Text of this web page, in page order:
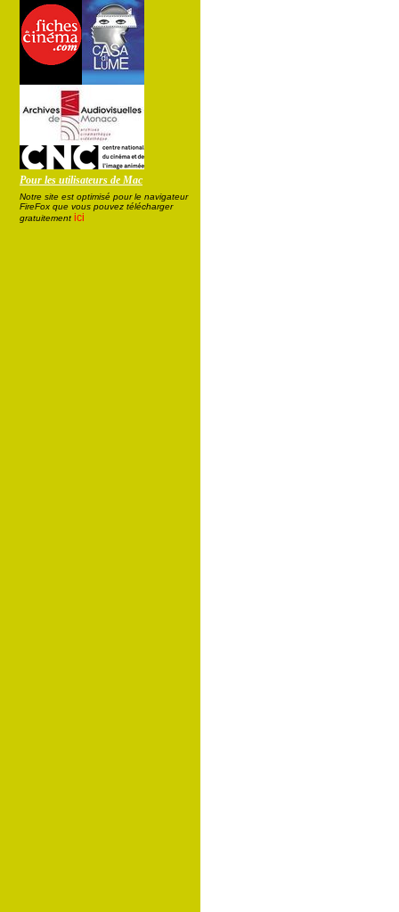
Pour les utilisateurs de Mac
Notre site est optimisé pour le navigateur
FireFox que vous pouvez télécharger
gratuitement ici